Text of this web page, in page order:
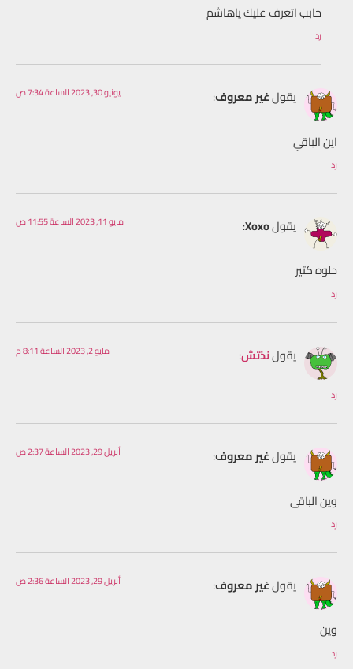
حابب اتعرف عليك ياهاشم
رد
يقولغير معروف: يونيو 30, 2023 الساعة 7:34 ص
اين الباقي
رد
يقولXoxo
: مايو 11, 2023 الساعة 11:55 ص
حلوه كتير
رد
يقولنذتش: مايو 2, 2023 الساعة 8:11 م
رد
يقولغير معروف: أبريل 29, 2023 الساعة 2:37 ص
وين الباقى
رد
يقولغير معروف: أبريل 29, 2023 الساعة 2:36 ص
وين
رد